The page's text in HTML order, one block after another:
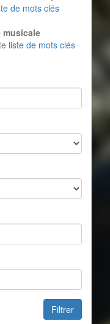
de mots clés
musicale
liste de mots clés
Filtrer